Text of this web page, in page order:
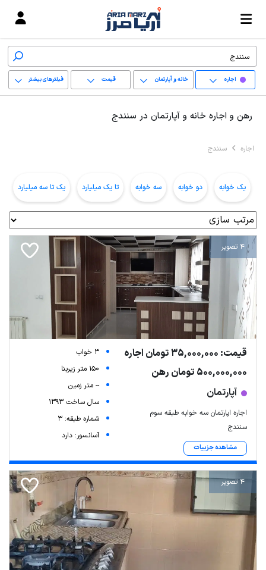
اجاره خانه و آپارتمان قیمت فیلترهای بیشتر
رهن و اجاره خانه و آپارتمان در سنندج
اجاره سنندج
یک خوابه دو خوابه سه خوابه تا یک میلیارد یک تا سه میلیارد
4 تصویر
قیمت: 35,000,000 تومان اجاره
500,000,000 تومان رهن
آپارتمان
اجاره اپارتمان سه خوابه طبقه سوم
سنندج
مشاهده جزییات
3 خواب
150 متر زیربنا
-- متر زمین
سال ساخت 1393
شماره طبقه: 3
آسانسور: دارد
4 تصویر